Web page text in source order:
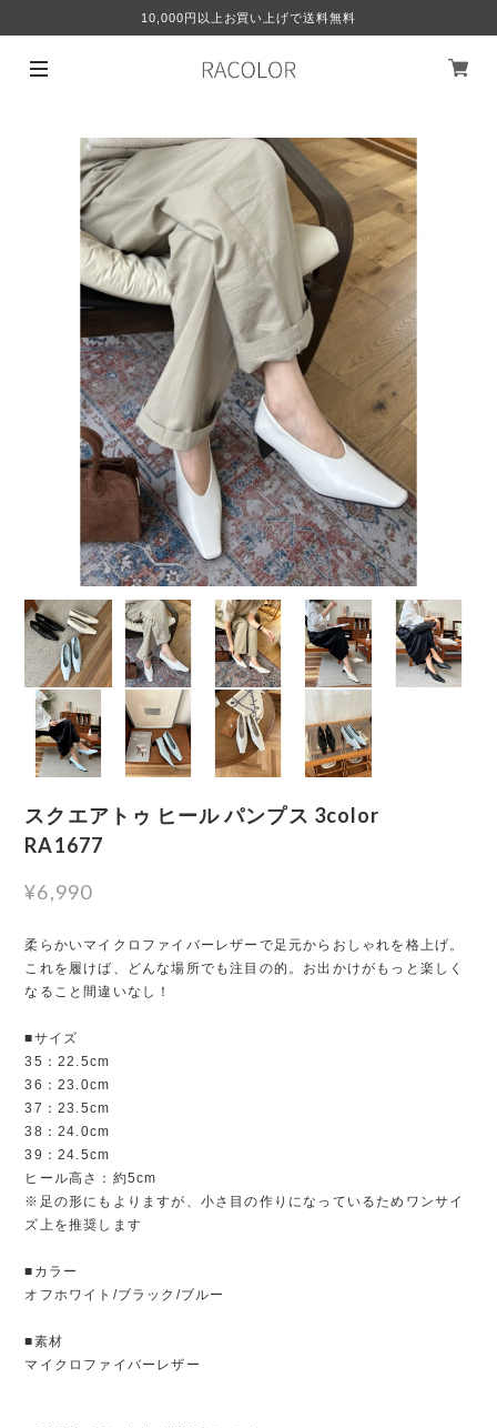
10,000円以上お買い上げで送料無料
スクエアトゥ ヒール パンプス 3color
RA1677
¥6,990
柔らかいマイクロファイバーレザーで足元からおしゃれを格上げ。
これを履けば、どんな場所でも注目の的。お出かけがもっと楽しく
なること間違いなし！
■サイズ
35：22.5cm
36：23.0cm
37：23.5cm
38：24.0cm
39：24.5cm
ヒール高さ：約5cm
※足の形にもよりますが、小さ目の作りになっているためワンサイ
ズ上を推奨します
■カラー
オフホワイト/ブラック/ブルー
■素材
マイクロファイバーレザー